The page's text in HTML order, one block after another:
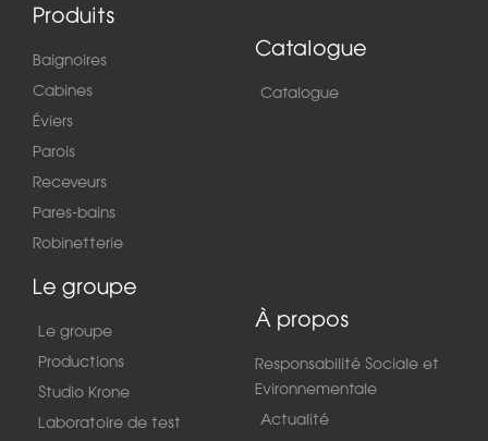
Produits
Baignoires
Cabines
Éviers
Parois
Receveurs
Pares-bains
Robinetterie
Catalogue
Catalogue
Le groupe
Le groupe
Productions
Studio Krone
Laboratoire de test
À propos
Responsabilité Sociale et
Evironnementale
Actualité